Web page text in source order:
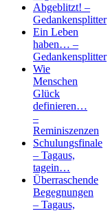
Abgeblitzt! –
Gedankensplitter
Ein Leben
haben… –
Gedankensplitter
Wie
Menschen
Glück
definieren…
–
Reminiszenzen
Schulungsfinale
– Tagaus,
tagein…
Überraschende
Begegnungen
– Tagaus,